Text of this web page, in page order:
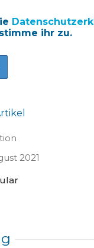
ihr zu.
2021